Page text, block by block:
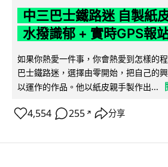
中三巴士鐵路迷 自製紙
水撥識郁 + 實時GPS報
如果你熱愛一件事，你會熱愛到怎樣的
巴士鐵路迷，選擇由零開始，把自己的
以運作的作品。他以紙皮親手製作出...
4,554 255 ↗ 分享